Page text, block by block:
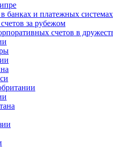
банках и платежных системах
за рубежом
счетов в